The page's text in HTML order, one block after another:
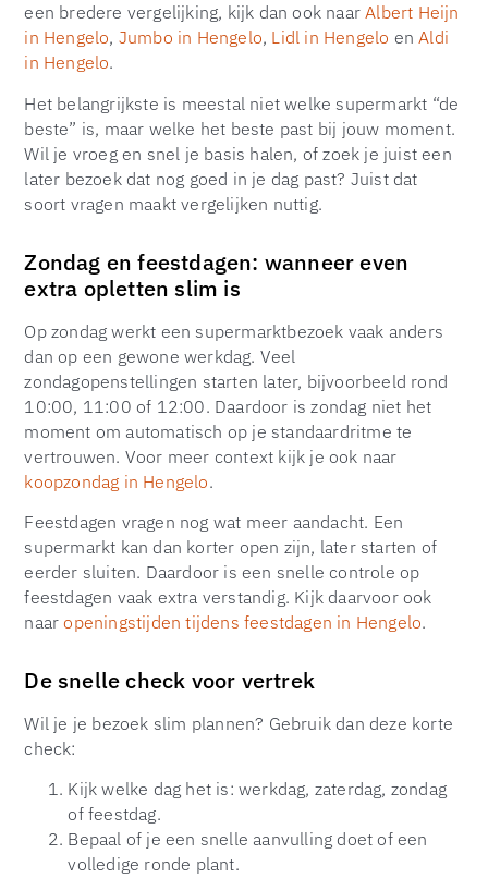
een bredere vergelijking, kijk dan ook naarAlbert Heijn
in Hengelo, Jumbo in Hengelo, Lidl in Hengelo enAldi
in Hengelo.
Het belangrijkste is meestal niet welke supermarkt “de
beste” is, maar welke het beste past bij jouw moment.
Wil je vroeg en snel je basis halen, of zoek je juist een
later bezoek dat nog goed in je dag past? Juist dat
soort vragen maakt vergelijken nuttig.
Zondag en feestdagen: wanneer even
extra opletten slim is
Op zondag werkt een supermarktbezoek vaak anders
dan op een gewone werkdag. Veel
zondagopenstellingen starten later, bijvoorbeeld rond
10:00, 11:00 of 12:00. Daardoor is zondag niet het
moment om automatisch op je standaardritme te
vertrouwen. Voor meer context kijk je ook naar
koopzondag in Hengelo.
Feestdagen vragen nog wat meer aandacht. Een
supermarkt kan dan korter open zijn, later starten of
eerder sluiten. Daardoor is een snelle controle op
feestdagen vaak extra verstandig. Kijk daarvoor ook
naaropeningstijden tijdens feestdagen in Hengelo.
De snelle check voor vertrek
Wil je je bezoek slim plannen? Gebruik dan deze korte
check:
Kijk welke dag het is: werkdag, zaterdag, zondag
of feestdag.
Bepaal of je een snelle aanvulling doet of een
volledige ronde plant.